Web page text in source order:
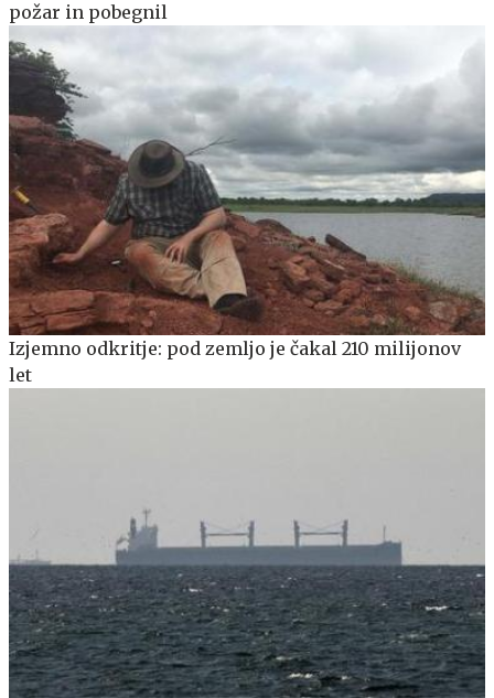
požar in pobegnil
Izjemno odkritje: pod zemljo je čakal 210 milijonov
let